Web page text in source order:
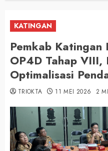
KATINGAN
Pemkab Katingan
OP4D Tahap VIII,
Optimalisasi
TRIOKTA 11 MEI 2026 2